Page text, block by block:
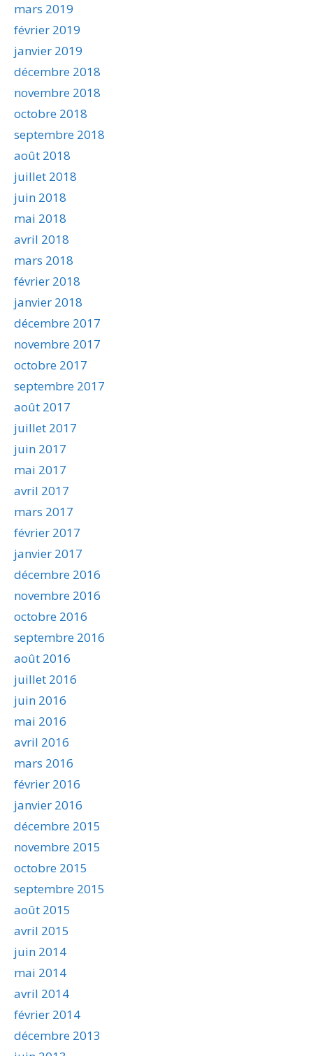
mars 2019
février 2019
janvier 2019
décembre 2018
novembre 2018
octobre 2018
septembre 2018
août 2018
juillet 2018
juin 2018
mai 2018
avril 2018
mars 2018
février 2018
janvier 2018
décembre 2017
novembre 2017
octobre 2017
septembre 2017
août 2017
juillet 2017
juin 2017
mai 2017
avril 2017
mars 2017
février 2017
janvier 2017
décembre 2016
novembre 2016
octobre 2016
septembre 2016
août 2016
juillet 2016
juin 2016
mai 2016
avril 2016
mars 2016
février 2016
janvier 2016
décembre 2015
novembre 2015
octobre 2015
septembre 2015
août 2015
avril 2015
juin 2014
mai 2014
avril 2014
février 2014
décembre 2013